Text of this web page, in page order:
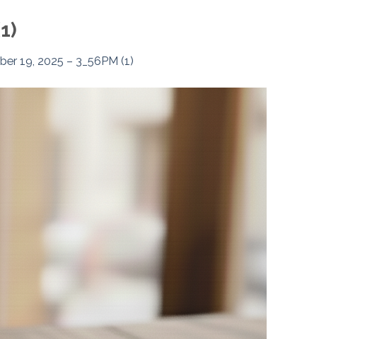
19, 2025 – 3_56PM (1)